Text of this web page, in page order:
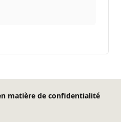
matière de confidentialité